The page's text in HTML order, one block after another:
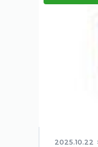
2025.10.22